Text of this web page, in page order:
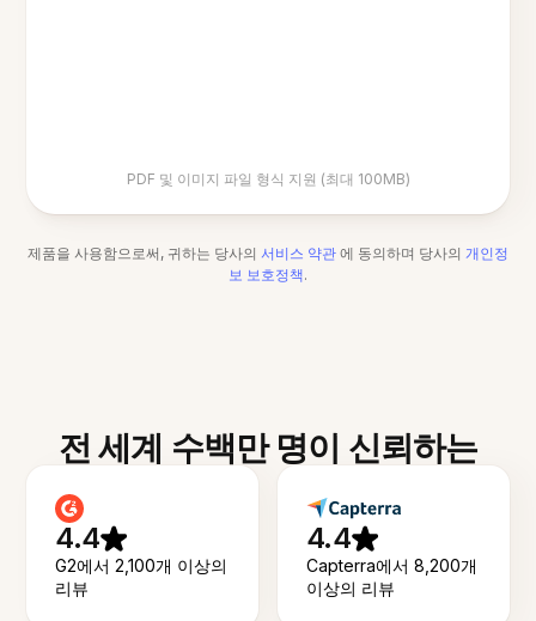
PDF 및 이미지 파일 형식 지원 (최대 100MB)
제품을 사용함으로써, 귀하는 당사의 서비스 약관 에 동의하며 당사의 개인정
보 보호정책.
전 세계 수백만 명이 신뢰하는
4.4
G2에서 2,100개 이상의
리뷰
4.4
Capterra에서 8,200개
이상의 리뷰